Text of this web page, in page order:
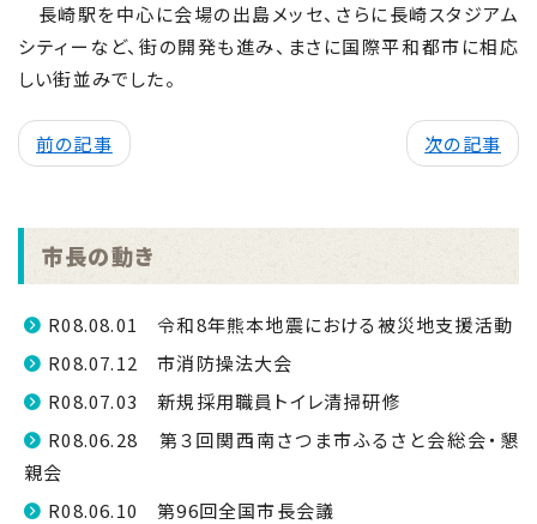
長崎駅を中心に会場の出島メッセ、さらに長崎スタジアム
シティーなど、街の開発も進み、まさに国際平和都市に相応
しい街並みでした。
前の記事 次の記事
市長の動き
R08.08.01 令和8年熊本地震における被災地支援活動
R08.07.12 市消防操法大会
R08.07.03 新規採用職員トイレ清掃研修
R08.06.28 第３回関西南さつま市ふるさと会総会・懇
親会
R08.06.10 第96回全国市長会議